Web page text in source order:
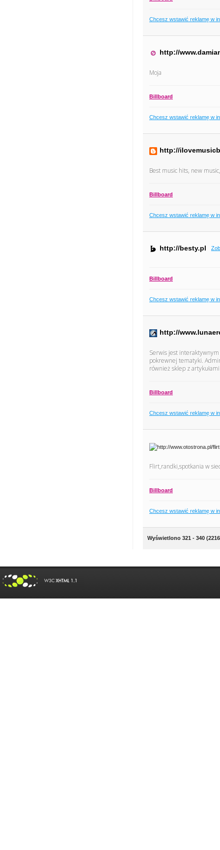
Chcesz wstawić reklamę w
http://
Moja
Billboard
Chcesz wstawić reklamę w
http://
Best music hits, new
Billboard
Chcesz wstawić reklamę w
http://besty.pl
Billboard
Chcesz wstawić reklamę w
http://
Serwis jest interaktywnym
pokrewnej tematyki.
również sklep z
Billboard
Chcesz wstawić reklamę w
Flirt,randki,spotkania w
Billboard
Chcesz wstawić reklamę w
Wyświetlono 321 - 340